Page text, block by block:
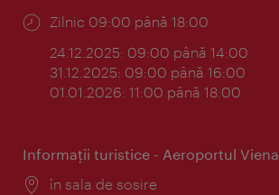
Program:
Zilnic 09:00 până 18:00
24.12.2025: 09:00 până 14:00
31.12.2025: 09:00 până 16:00
01.01.2026: 11:00 până 18:00
Informaţii turistice - Aeroportul Viena
Locul:
în sala de sosire